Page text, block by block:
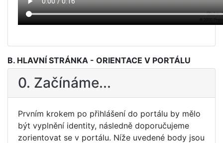
B. HLAVNÍ STRÁNKA - ORIENTACE V PORTÁLU
0. Začínáme...
Prvním krokem po přihlášení do portálu by mělo
být vyplnění identity, následně doporučujeme
zorientovat se v portálu. Níže uvedené body jsou